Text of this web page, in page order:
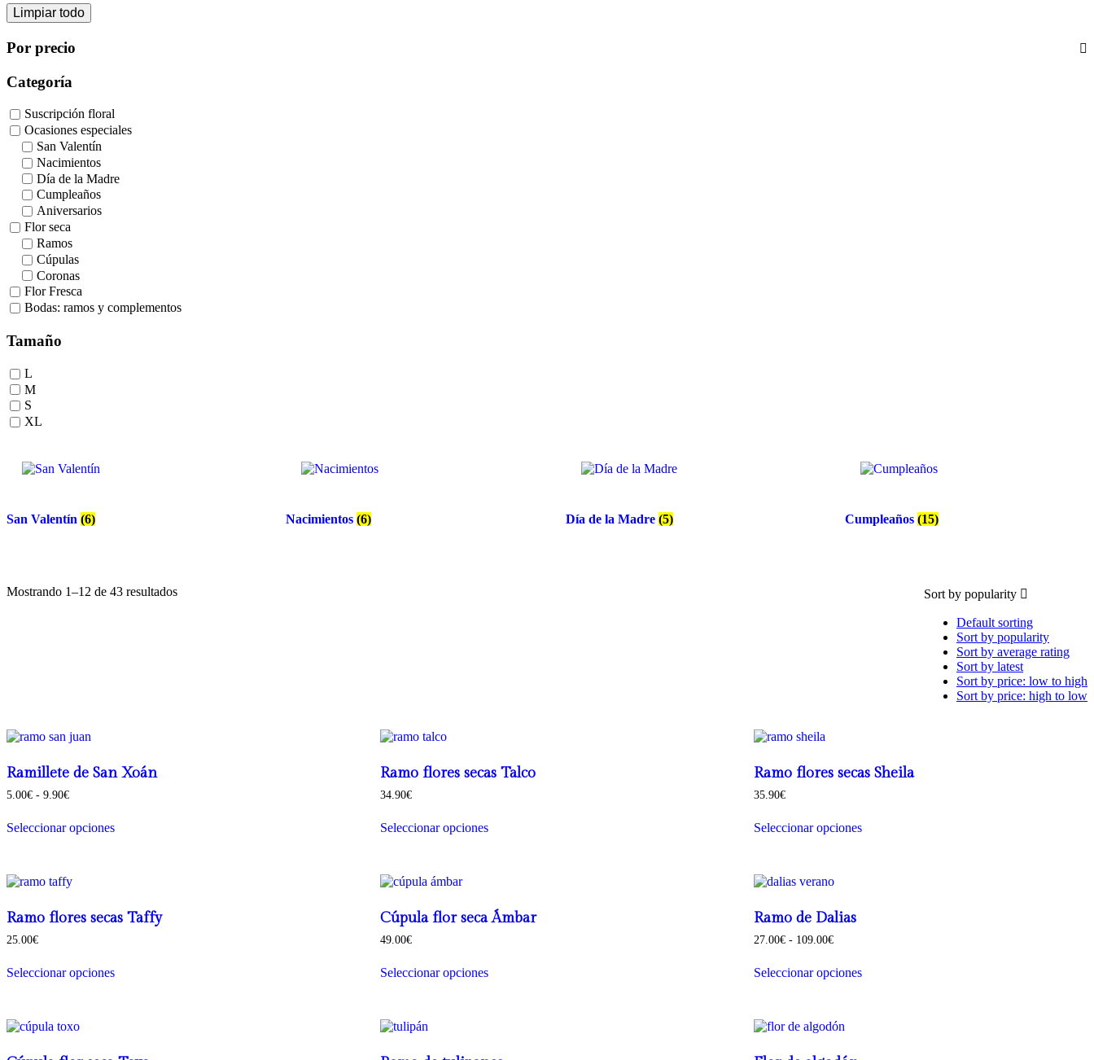
Limpiar todo
Por precio
Categoría
Suscripción floral
Ocasiones especiales
San Valentín
Nacimientos
Día de la Madre
Cumpleaños
Aniversarios
Flor seca
Ramos
Cúpulas
Coronas
Flor Fresca
Bodas: ramos y complementos
Tamaño
L
M
S
XL
San Valentín (6) Nacimientos(6) Día de la Madre (5) Cumpleaños (15)
Mostrando 1–12 de 43 resultadosOrdenado
Sort by popularity
Default sorting
Sort by popularity
Sort by average rating
Sort by latest
Sort by price: low to high
Sort by price: high to low
Ramillete de San Xoán
5.00€ - 9.90€Rango
precios:
desde
Seleccionar opciones
múltiples
Las
se
elegir
página
de
Ramo flores secas Talco
34.90€
Seleccionar opciones
Ramo flores secas Sheila
35.90€
Seleccionar opciones
Ramo flores secas Taffy
25.00€
Seleccionar opciones
Cúpula flor seca Ámbar
49.00€
Seleccionar opciones
Ramo de Dalias
27.00€ - 109.00€Rango
precios:
desde
Seleccionar opciones
múltiples